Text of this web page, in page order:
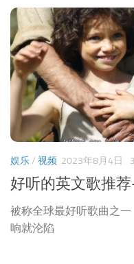
娱乐/ 视频 2023年8月4日
好听的英文歌推
被称全球最好听歌曲之一
响就沦陷